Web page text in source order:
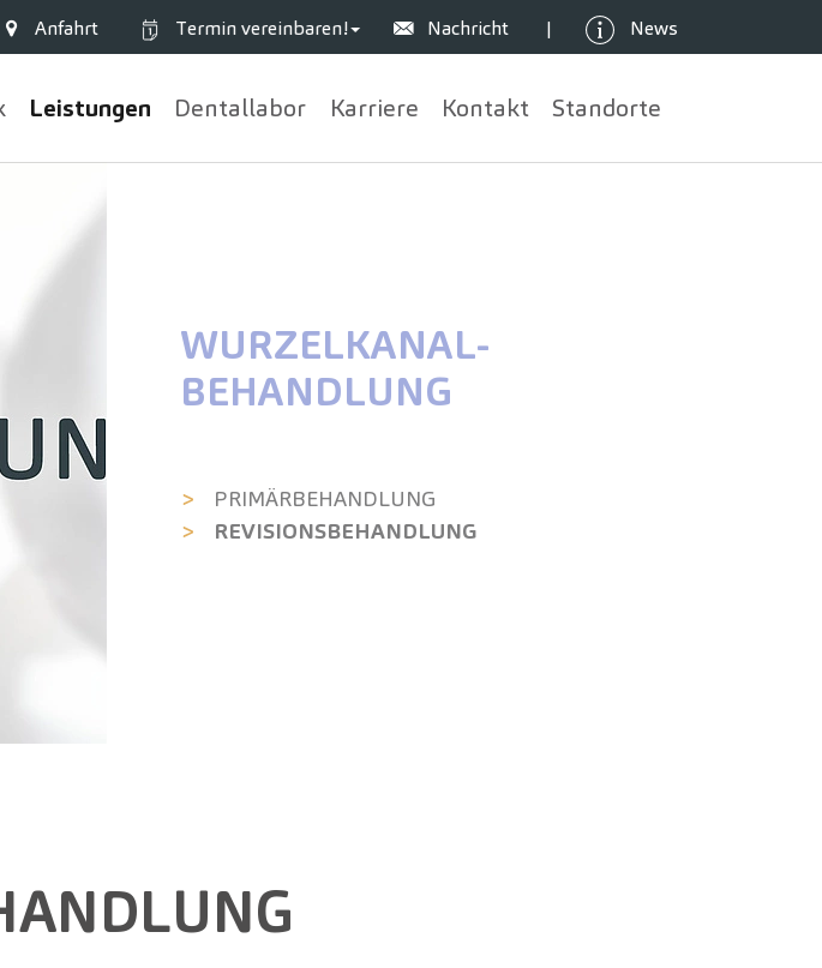
Anfahrt Terminvereinbaren! Nachricht | News
Leistungen Dentallabor Karriere Kontakt Standorte
WURZELKANAL­
BEHANDLUNG
PRIMÄR­BEHANDLUNG
REVISIONS­BEHANDLUNG